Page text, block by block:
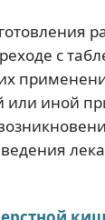
с
иной